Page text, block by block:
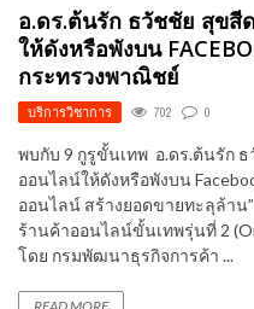
อ.ดร.ต้นรัก ธวัชชัย สุขสี
ให้ดังหรือพังบน
กระทรวงพาณิชย์
บริการวิชาการ 702 0
พบกับ 9 กูรูขั้นเทพ อ.ดร.ต้นรัก
ออนไลน์ให้ดังหรือพังบน
ออนไลน์ สร้างยอดขายทะลุล้า
ร้านค้าออนไลน์ขั้นเทพรุ่นที่ 2
โดย กรมพัฒนาธุรกิจการค้า ...